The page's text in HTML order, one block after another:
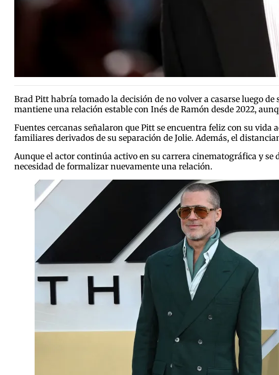
Brad Pitt habría tomado la decisión de no volver a casarse luego
mantiene una relación estable con Inés de Ramón desde 2022,
Fuentes cercanas señalaron que Pitt se encuentra feliz con su
familiares derivados de su separación de Jolie. Además, el
Aunque el actor continúa activo en su carrera cinematográfica y
necesidad de formalizar nuevamente una relación.